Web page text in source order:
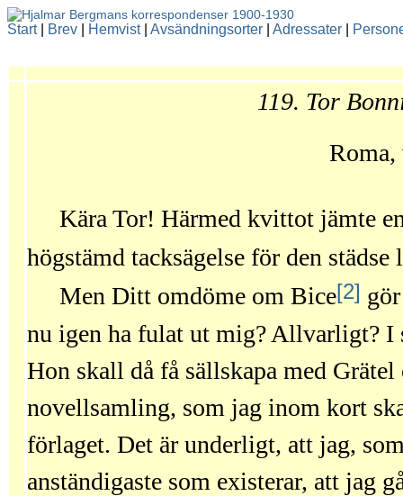
Start| Brev Hemvist| Avsändningsorter Adressater
119. Tor
Kära Tor! Härmed kvittot jämte
högstämd tacksägelse för den
Men Ditt omdöme om Bice[2]
nu igen ha fulat ut mig? Allvarligt? I
Hon skall då få sällskapa med Grätel
novellsamling, som jag inom kort
förlaget. Det är underligt, att jag,
anständigaste som existerar, att jag